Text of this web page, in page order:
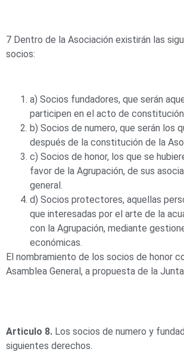
7 Dentro de la Asociación existirán las
socios:
a) Socios fundadores, que serán
participen en el acto de
b) Socios de numero, que serán los
después de la constitución de la
c) Socios de honor, los que se
favor de la Agrupación, de sus
general.
d) Socios protectores, aquellas
que interesadas por el arte de la
con la Agrupación, mediante
económicas.
El nombramiento de los socios de honor
Asamblea General, a propuesta de la
Articulo 8. Los socios de numero y
siguientes derechos.